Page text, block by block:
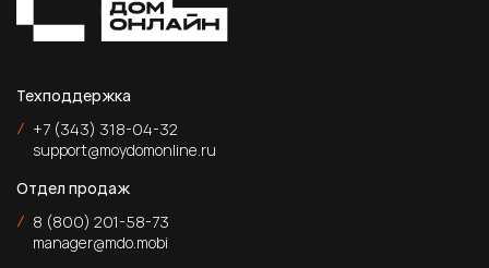
Техподдержка
/ +7 (343) 318-04-32
support@moydomonline.ru
Отдел продаж
/ 8 (800) 201-58-73
manager@mdo.mobi